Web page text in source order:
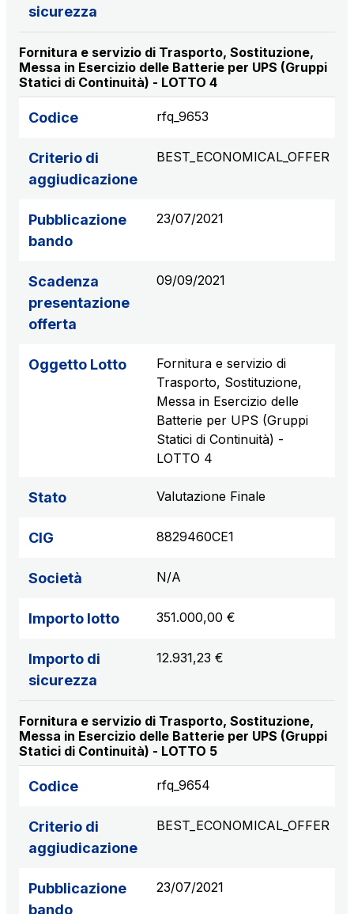
sicurezza
Fornitura e servizio di Trasporto, Sostituzione,
Messa in Esercizio delle Batterie per UPS (Gruppi
Statici di Continuità) - LOTTO 4
Codice rfq_9653
Criterio di
aggiudicazione
BEST_ECONOMICAL_OFFER
Pubblicazione
bando
23/07/2021
Scadenza
presentazione
offerta
09/09/2021
Oggetto Lotto
Fornitura e servizio di
Trasporto, Sostituzione,
Messa in Esercizio delle
Batterie per UPS (Gruppi
Statici di Continuità) -
LOTTO 4
Stato Valutazione Finale
CIG 8829460CE1
Società N/A
Importo lotto 351.000,00 €
Importo di
sicurezza
12.931,23 €
Fornitura e servizio di Trasporto, Sostituzione,
Messa in Esercizio delle Batterie per UPS (Gruppi
Statici di Continuità) - LOTTO 5
Codice rfq_9654
Criterio di
aggiudicazione
BEST_ECONOMICAL_OFFER
Pubblicazione
bando
23/07/2021